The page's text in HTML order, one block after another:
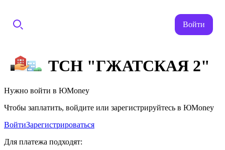
Войти
ТСН "ГЖАТСКАЯ 2"
Нужно войти в ЮMoney
Чтобы заплатить, войдите или зарегистрируйтесь в ЮMoney
ВойтиЗарегистрироваться
Для платежа подходят: